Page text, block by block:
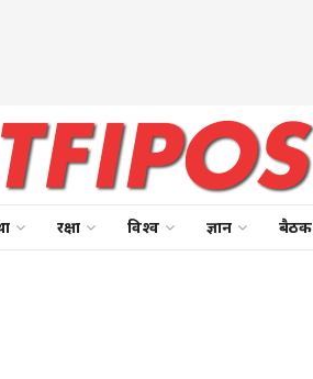
रक्षा विश्व ज्ञान बैठक